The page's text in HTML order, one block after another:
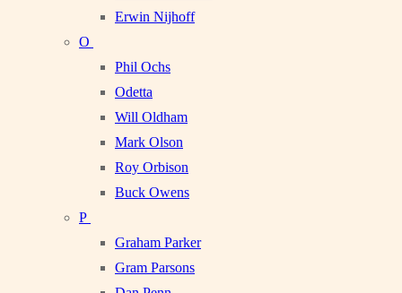
Erwin Nijhoff
O
Phil Ochs
Odetta
Will Oldham
Mark Olson
Roy Orbison
Buck Owens
P
Graham Parker
Gram Parsons